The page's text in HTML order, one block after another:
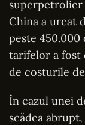
China a urcat
peste 450.000
tarifelor a fost
de costurile
În cazul unei
scădea